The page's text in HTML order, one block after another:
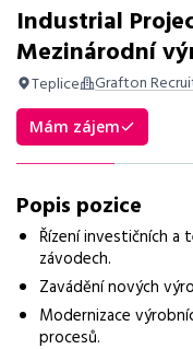
Industrial
Mezinárodní
Teplice Grafton
Shrnutí nabídky
Nabídka práce na
cestováním.
Základní
Pozice
Industrial Projects
Mám zájem
Popis pozice
Řízení investičních a
závodech.
Zavádění nových
Modernizace
procesů.